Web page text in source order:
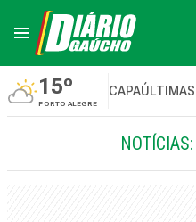
15º
PORTO ALEGRE
CAPAÚLTIMAS
NOTÍCIAS: